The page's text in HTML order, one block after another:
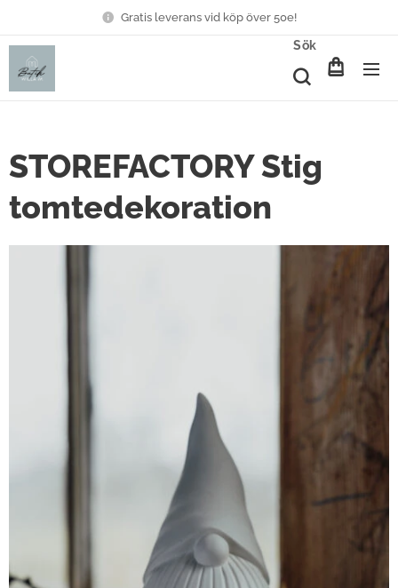
Gratis leverans vid köp över 50e!
Sök
STOREFACTORY Stig
tomtedekoration